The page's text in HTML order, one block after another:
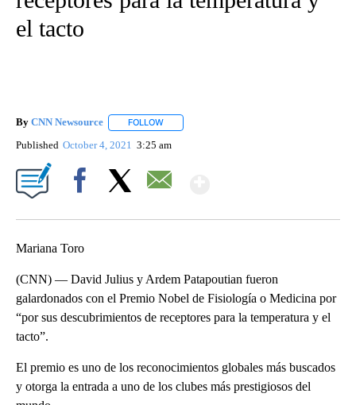
el tacto
By CNN Newsource FOLLOW
Published October 4, 2021 3:25 am
Mariana Toro
(CNN) — David Julius y Ardem Patapoutian fueron
galardonados con el Premio Nobel de Fisiología o Medicina por
“por sus descubrimientos de receptores para la temperatura y el
tacto”.
El premio es uno de los reconocimientos globales más buscados
y otorga la entrada a uno de los clubes más prestigiosos del